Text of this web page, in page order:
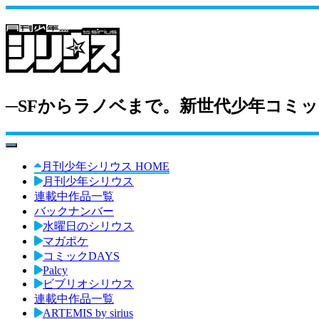
─SFからラノベまで。新世代少年コミ
toggle navigation
月刊少年シリウス HOME
月刊少年シリウス
連載中作品一覧
バックナンバー
水曜日のシリウス
マガポケ
コミックDAYS
Palcy
ビブリオシリウス
連載中作品一覧
ARTEMIS by sirius